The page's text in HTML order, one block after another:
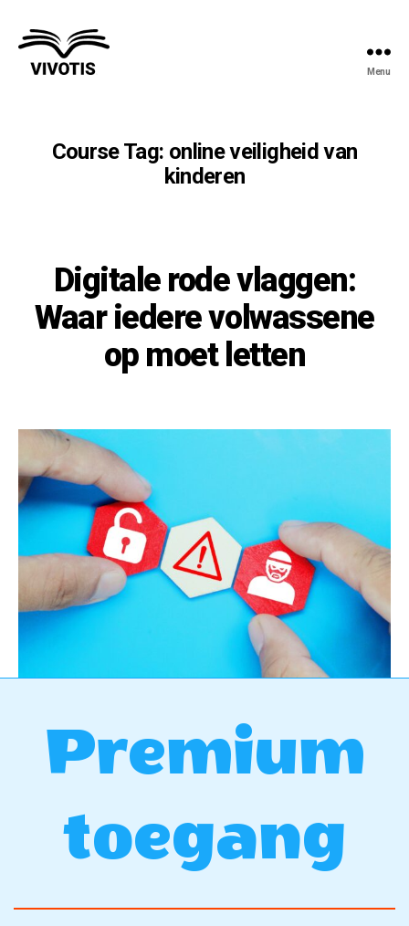
Menu
Course Tag: online veiligheid van
kinderen
Digitale rode vlaggen:
Waar iedere volwassene
op moet letten
Premium
toegang